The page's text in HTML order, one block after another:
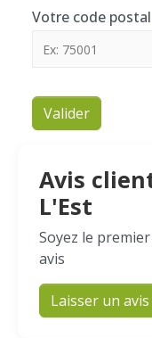
Votre code postal
Valider
Avis
L'Est
Soyez le
avis
Laisser un